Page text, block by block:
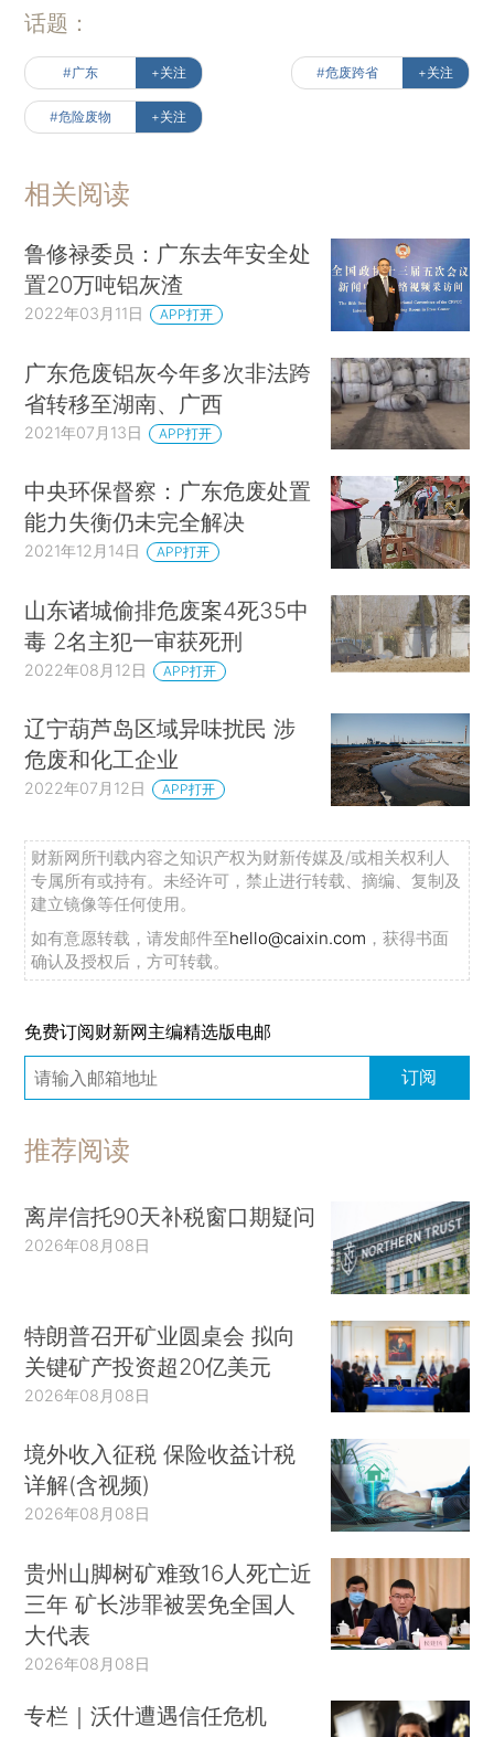
话题：
#广东 +关注 #危废跨省 +关注
#危险废物 +关注
相关阅读
鲁修禄委员：广东去年安全处
置20万吨铝灰渣
2022年03月11日 APP打开
广东危废铝灰今年多次非法跨
省转移至湖南、广西
2021年07月13日 APP打开
中央环保督察：广东危废处置
能力失衡仍未完全解决
2021年12月14日 APP打开
山东诸城偷排危废案4死35中
毒 2名主犯一审获死刑
2022年08月12日 APP打开
辽宁葫芦岛区域异味扰民 涉
危废和化工企业
2022年07月12日 APP打开
财新网所刊载内容之知识产权为财新传媒及/或相关权利人
专属所有或持有。未经许可，禁止进行转载、摘编、复制及
建立镜像等任何使用。
如有意愿转载，请发邮件至hello@caixin.com ，获得书面
确认及授权后，方可转载。
免费订阅财新网主编精选版电邮
订阅
推荐阅读
离岸信托90天补税窗口期疑问
2026年08月08日
特朗普召开矿业圆桌会 拟向
关键矿产投资超20亿美元
2026年08月08日
境外收入征税 保险收益计税
详解(含视频)
2026年08月08日
贵州山脚树矿难致16人死亡近
三年 矿长涉罪被罢免全国人
大代表
2026年08月08日
专栏｜沃什遭遇信任危机